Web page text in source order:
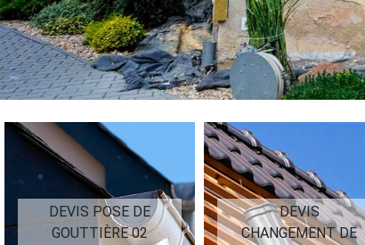
DEVIS POSE DE
GOUTTIÈRE 02
DEVIS
CHANGEMENT DE